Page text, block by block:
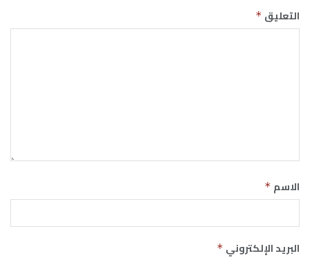
التعليق *
الاسم *
البريد الإلكتروني *